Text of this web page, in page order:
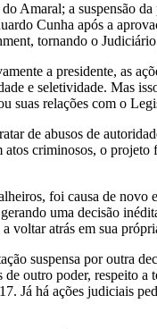
Amaral; a suspensão
Cunha após a
tornando o
a presidente, as
e seletividade. Mas
relações com o
de abusos de
criminosos, o
foi causa de
uma decisão
voltar atrás em sua
suspensa por outra
outro poder, respeito
Já há ações judiciais